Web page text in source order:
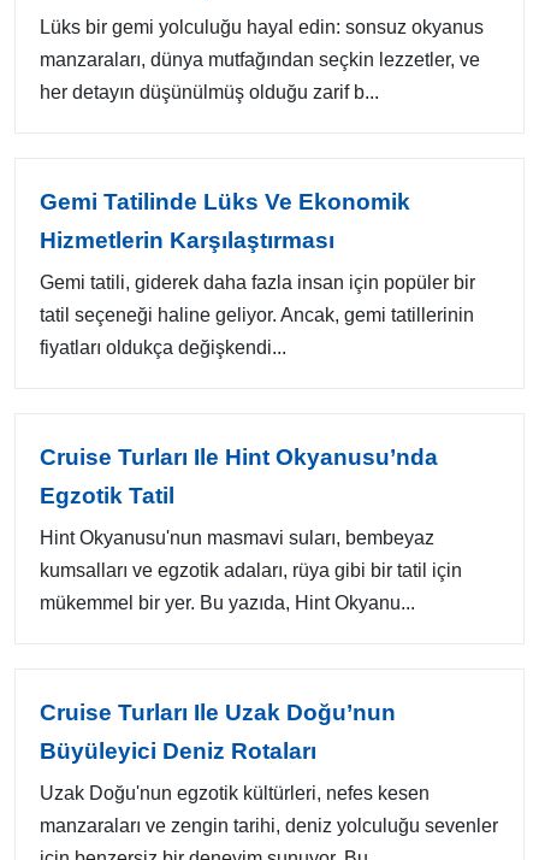
Lüks bir gemi yolculuğu hayal edin: sonsuz okyanus
manzaraları, dünya mutfağından seçkin lezzetler, ve
her detayın düşünülmüş olduğu zarif b...
Gemi Tatilinde Lüks Ve Ekonomik
Hizmetlerin Karşılaştırması
Gemi tatili, giderek daha fazla insan için popüler bir
tatil seçeneği haline geliyor. Ancak, gemi tatillerinin
fiyatları oldukça değişkendi...
Cruise Turları Ile Hint Okyanusu’nda
Egzotik Tatil
Hint Okyanusu'nun masmavi suları, bembeyaz
kumsalları ve egzotik adaları, rüya gibi bir tatil için
mükemmel bir yer. Bu yazıda, Hint Okyanu...
Cruise Turları Ile Uzak Doğu’nun
Büyüleyici Deniz Rotaları
Uzak Doğu'nun egzotik kültürleri, nefes kesen
manzaraları ve zengin tarihi, deniz yolculuğu sevenler